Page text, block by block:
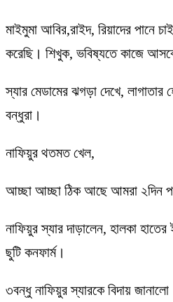
মাইমুমা আবির,রাইদ, রিয়াদের পানে
করেছি। শিখুক, ভবিষ্যতে কাজে
স্যার মেডামের ঝগড়া দেখে,
বন্ধুরা।
নাফিয়ুর থতমত খেল,
আচ্ছা আচ্ছা ঠিক আছে আমরা ২দিন
নাফিয়ুর স্যার দাড়ালেন, হালকা
ছুটি কনফার্ম।
৩বন্ধু নাফিয়ুর স্যারকে বিদায়